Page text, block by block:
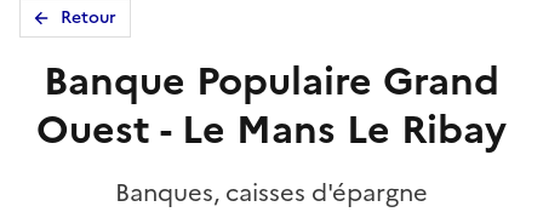
Retour
Banque Populaire Grand
Ouest - Le Mans Le Ribay
Banques, caisses d'épargne